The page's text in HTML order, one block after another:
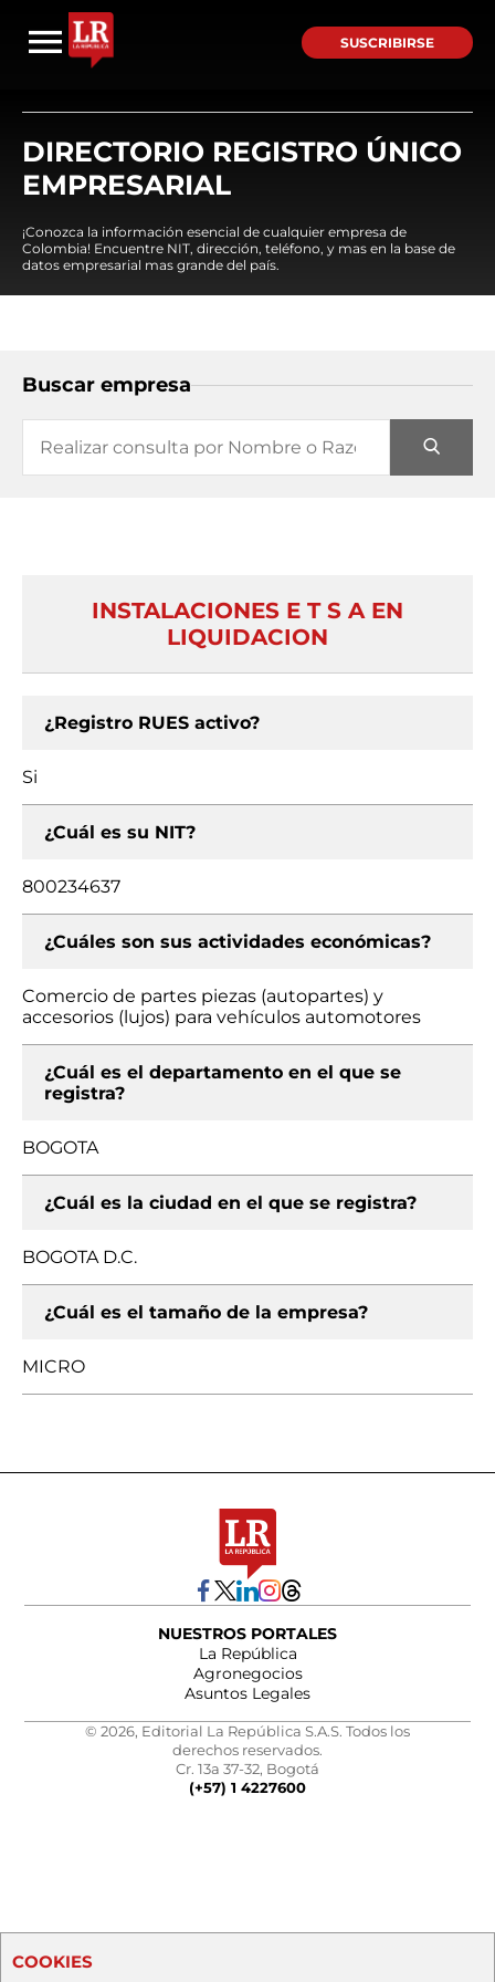
SUSCRIBIRSE
DIRECTORIO REGISTRO ÚNICO
EMPRESARIAL
¡Conozca la información esencial de cualquier empresa de
Colombia! Encuentre NIT, dirección, teléfono, y mas en la base de
datos empresarial mas grande del país.
Buscar empresa
INSTALACIONES E T S A EN
LIQUIDACION
¿Registro RUES activo?
Si
¿Cuál es su NIT?
800234637
¿Cuáles son sus actividades económicas?
Comercio de partes piezas (autopartes) y
accesorios (lujos) para vehículos automotores
¿Cuál es el departamento en el que se
registra?
BOGOTA
¿Cuál es la ciudad en el que se registra?
BOGOTA D.C.
¿Cuál es el tamaño de la empresa?
MICRO
NUESTROS PORTALES
La República
Agronegocios
Asuntos Legales
© 2026, Editorial La República S.A.S. Todos los
derechos reservados.
Cr. 13a 37-32, Bogotá
(+57) 1 4227600
COOKIES